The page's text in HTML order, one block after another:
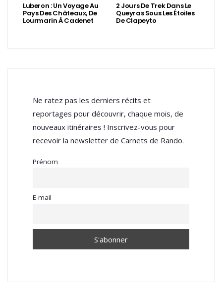
Luberon : Un Voyage Au
Pays Des Châteaux, De
Lourmarin À Cadenet
2 Jours De Trek Dans Le
Queyras Sous Les Étoiles
De Clapeyto
Ne ratez pas les derniers récits et
reportages pour découvrir, chaque mois, de
nouveaux itinéraires ! Inscrivez-vous pour
recevoir la newsletter de Carnets de Rando.
Prénom
E-mail